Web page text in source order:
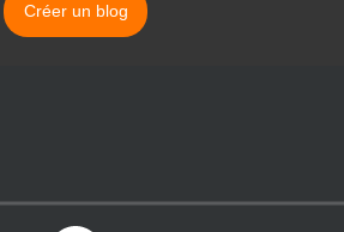
Créer un blog